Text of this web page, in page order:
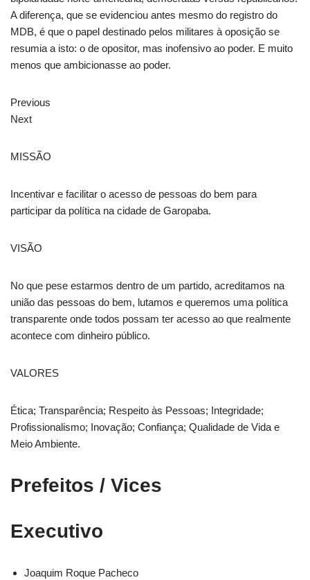
A diferença, que se evidenciou antes mesmo do registro do
MDB, é que o papel destinado pelos militares à oposição se
resumia a isto: o de opositor, mas inofensivo ao poder. E muito
menos que ambicionasse ao poder.
Previous
Next
MISSÃO
Incentivar e facilitar o acesso de pessoas do bem para
participar da política na cidade de Garopaba.
VISÃO
No que pese estarmos dentro de um partido, acreditamos na
união das pessoas do bem, lutamos e queremos uma política
transparente onde todos possam ter acesso ao que realmente
acontece com dinheiro público.
VALORES
Ética; Transparência; Respeito às Pessoas; Integridade;
Profissionalismo; Inovação; Confiança; Qualidade de Vida e
Meio Ambiente.
Prefeitos / Vices
Executivo
Joaquim Roque Pacheco